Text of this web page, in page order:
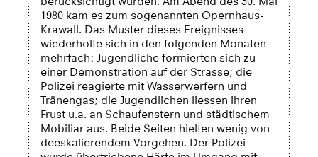
1980 kam es zum sogenannten Opernhaus-
Krawall. Das Muster dieses Ereignisses
wiederholte sich in den folgenden Monaten
mehrfach: Jugendliche formierten sich zu
einer Demonstration auf der Strasse; die
Polizei reagierte mit Wasserwerfern und
Tränengas; die Jugendlichen liessen ihren
Frust u.a. an Schaufenstern und städtischem
Mobiliar aus. Beide Seiten hielten wenig von
deeskalierendem Vorgehen. Der Polizei